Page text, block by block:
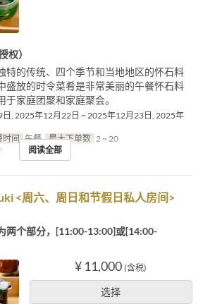
权）
特的传统、四个季节和当地地区的怀石料
盛放的时令菜肴是非常美丽的午餐怀石料
家庭团聚和家庭聚会。
, 2025年12月22日 ~ 2025年12月23日, 2025年
时间 午餐 最大下单数 2 ~ 20
阅读全部
<周六、周日和节假日私人房间>
两个部分，[11:00-13:00]或[14:00-
¥ 11,000 (含税)
选择